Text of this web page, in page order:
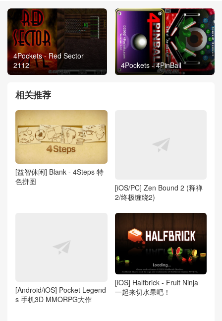
4Pockets - Red Sector
2112
4Pockets - 4PinBall
相关推荐
[益智休闲] Blank - 4Steps 特
色拼图
[iOS/PC] Zen Bound 2 (释禅
2/终极缠绕2)
[Android/iOS] Pocket Legend
s 手机3D MMORPG大作
[iOS] Halfbrick - Fruit Ninja
一起来切水果吧！